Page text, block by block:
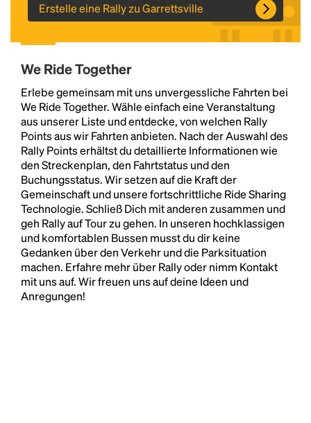
Erstelle eine Rally zu Garrettsville
We Ride Together
Erlebe gemeinsam mit uns unvergessliche Fahrten bei
We Ride Together. Wähle einfach eine Veranstaltung
aus unserer Liste und entdecke, von welchen Rally
Points aus wir Fahrten anbieten. Nach der Auswahl des
Rally Points erhältst du detaillierte Informationen wie
den Streckenplan, den Fahrtstatus und den
Buchungsstatus. Wir setzen auf die Kraft der
Gemeinschaft und unsere fortschrittliche Ride Sharing
Technologie. Schließ Dich mit anderen zusammen und
geh Rally auf Tour zu gehen. In unseren hochklassigen
und komfortablen Bussen musst du dir keine
Gedanken über den Verkehr und die Parksituation
machen. Erfahre mehr über Rally oder nimm Kontakt
mit uns auf. Wir freuen uns auf deine Ideen und
Anregungen!
Headline
Lorem Ipsum is simply dummy text of the printing
and typesetting industry.Lorem Ipsum has been the
industry's standarddummy text ever since the
1500s, when an unknown printer took a galley of
type and scrambled it to make a type specimen
book. It has survived not only five centuries, but also
the leap into electronic typesetting, remaining
essentially unchanged.